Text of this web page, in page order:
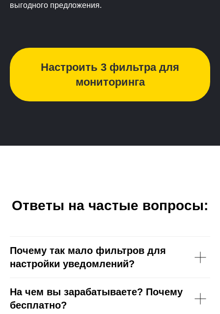
выгодного предложения.
Настроить 3 фильтра для
мониторинга
Ответы на частые вопросы:
Почему так мало фильтров для
настройки уведомлений?
На чем вы зарабатываете? Почему
бесплатно?